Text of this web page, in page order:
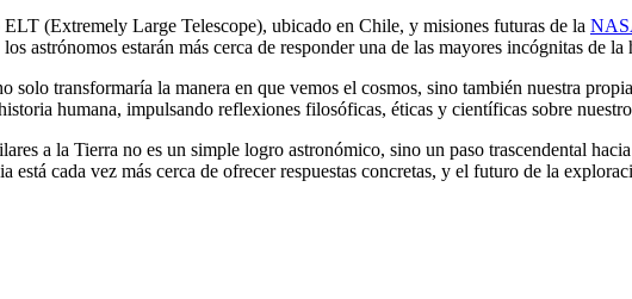
(Extremely Large Telescope), ubicado en Chile, y misiones futuras de la
astrónomos estarán más cerca de responder una de las mayores incógnitas de la
transformaría la manera en que vemos el cosmos, sino también nuestra
humana, impulsando reflexiones filosóficas, éticas y científicas sobre
a la Tierra no es un simple logro astronómico, sino un paso trascendental
está cada vez más cerca de ofrecer respuestas concretas, y el futuro de la